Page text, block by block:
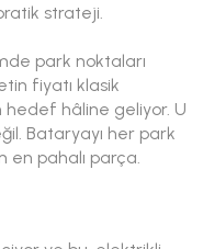
strateji.
park noktaları
fiyatı klasik
hâline geliyor. U
Bataryayı her park
en pahalı parça.